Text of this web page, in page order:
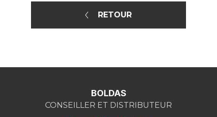
RETOUR
BOLDAS
CONSEILLER ET DISTRIBUTEUR